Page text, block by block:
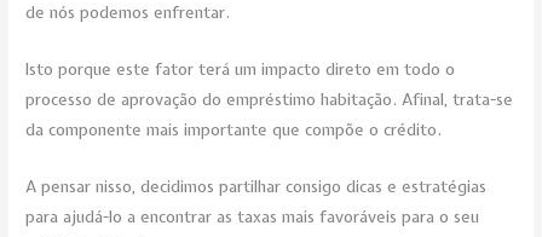
de nós podemos enfrentar.
Isto porque este fator terá um impacto direto em todo o
processo de aprovação do empréstimo habitação. Afinal, trata-se
da componente mais importante que compõe o crédito.
A pensar nisso, decidimos partilhar consigo dicas e estratégias
para ajudá-lo a encontrar as taxas mais favoráveis para o seu